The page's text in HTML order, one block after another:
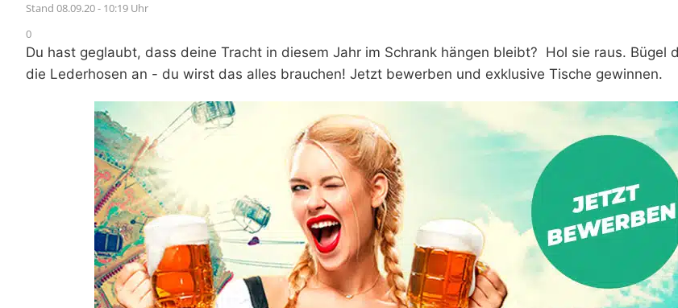
Stand 08.09.20 - 10:19 Uhr
0
Du hast geglaubt, dass deine Tracht in diesem Jahr im Schrank hängen bleibt? Hol sie raus. Bügel
die Lederhosen an - du wirst das alles brauchen! Jetzt bewerben und exklusive Tische gewinnen.